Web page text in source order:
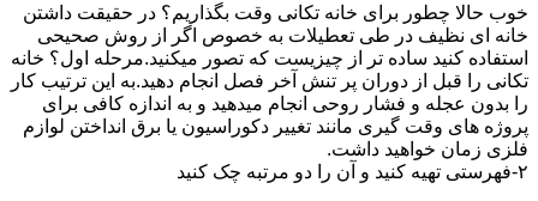
خوب حالا چطور برای خانه تکانی وقت بگذاریم؟ در حقیقت داشتن
خانه ای نظیف در طی تعطیلات به خصوص اگر از روش صحیحی
استفاده کنید ساده تر از چیزیست که تصور میکنید.مرحله اول؟ خانه
تکانی را قبل از دوران پر تنش آخر فصل انجام دهید.به این ترتیب کار
را بدون عجله و فشار روحی انجام میدهید و به اندازه کافی برای
پروژه های وقت گیری مانند تغییر دکوراسیون یا برق انداختن لوازم
فلزی زمان خواهید داشت.
۲-فهرستی تهیه کنید و آن را دو مرتبه چک کنید